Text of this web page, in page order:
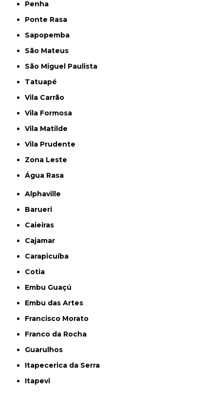
Penha
Ponte Rasa
Sapopemba
São Mateus
São Miguel Paulista
Tatuapé
Vila Carrão
Vila Formosa
Vila Matilde
Vila Prudente
Zona Leste
Água Rasa
Alphaville
Barueri
Caieiras
Cajamar
Carapicuíba
Cotia
Embu Guaçú
Embu das Artes
Francisco Morato
Franco da Rocha
Guarulhos
Itapecerica da Serra
Itapevi